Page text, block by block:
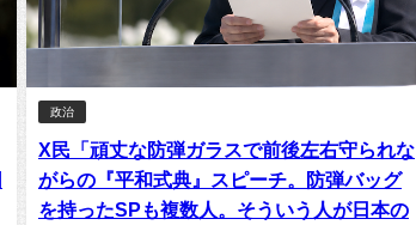
政治
X民「頑丈な防弾ガラスで前後左右守られな
がらの『平和式典』スピーチ。防弾バッグ
を持ったSPも複数人。そういう人が日本の